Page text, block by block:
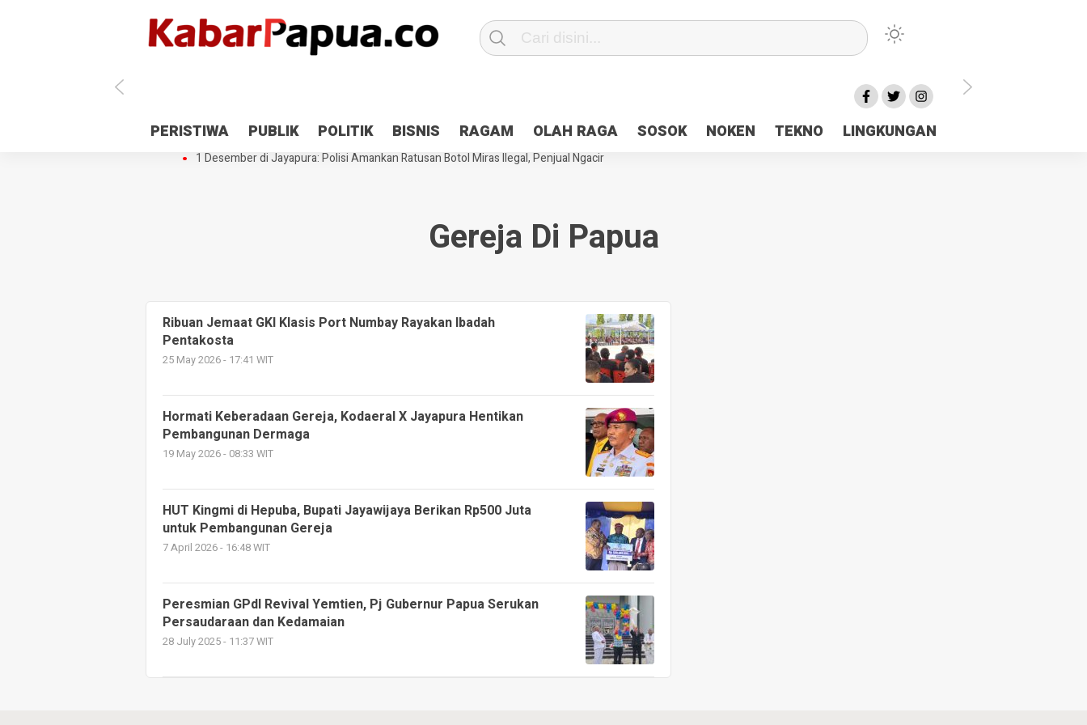
PERISTIWA PUBLIK POLITIK BISNIS RAGAM OLAH RAGA SOSOK NOKEN TEKNO LINGKUNGAN
Antisipasi 1 Desember, TNI Polri Patroli 2×24 jam di Kota Jayapura
Pesan Sejuk Polri di Deklarasi Pemilu Ceria Tanah Papua
Gedung Perpustakaan SMPN 5 Sentani Terbakar
Hibah Pilkada Jayapura Cair 10 Persen, Deposit Kas Daerah Rp23 Miliar Disorot
1 Desember di Jayapura: Polisi Amankan Ratusan Botol Miras Ilegal, Penjual Ngacir
Gereja Di Papua
Ribuan Jemaat GKI Klasis Port Numbay Rayakan Ibadah
Pentakosta
25 May 2026 - 17:41 WIT
Hormati Keberadaan Gereja, Kodaeral X Jayapura Hentikan
Pembangunan Dermaga
19 May 2026 - 08:33 WIT
HUT Kingmi di Hepuba, Bupati Jayawijaya Berikan Rp500 Juta
untuk Pembangunan Gereja
7 April 2026 - 16:48 WIT
Peresmian GPdI Revival Yemtien, Pj Gubernur Papua Serukan
Persaudaraan dan Kedamaian
28 July 2025 - 11:37 WIT